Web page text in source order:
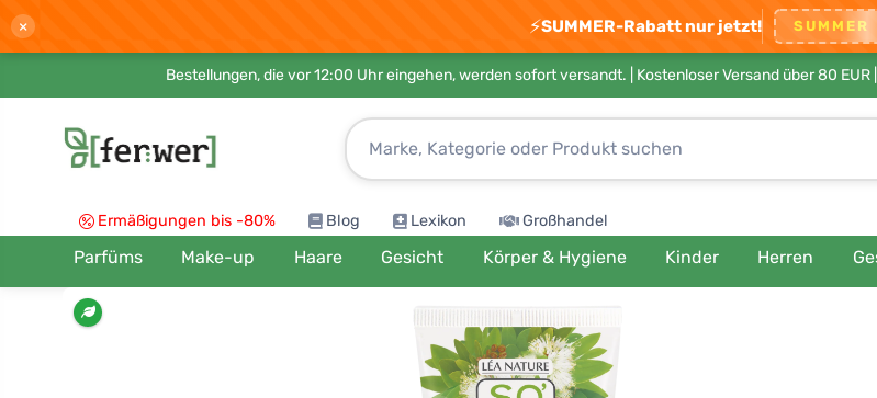
× ⚡SUMMER-Rabatt nur jetzt! SUMMER
Bestellungen, die vor 12:00 Uhr eingehen, werden sofort versandt. | Kostenloser Versand über 80 EUR
Ermäßigungen bis -80% Blog Lexikon Großhandel
Parfüms Make-up Haare Gesicht Körper & Hygiene Kinder Herren